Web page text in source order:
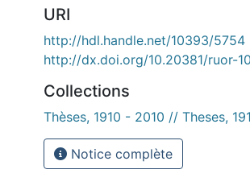
URI
http://hdl.handle.net/10393/5754
http://dx.doi.org/10.20381/ruor-
Collections
Thèses, 1910 - 2010 // Theses,
Notice complète